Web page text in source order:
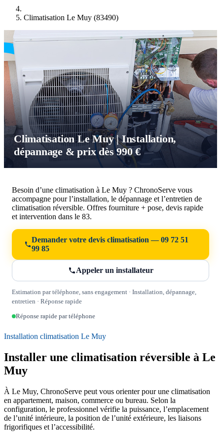
Climatisation Le Muy (83490)
Climatisation Le Muy | Installation,
dépannage & prix dès 990 €
Besoin d’une climatisation à Le Muy ? ChronoServe vous
accompagne pour l’installation, le dépannage et l’entretien de
climatisation réversible. Offres fourniture + pose, devis rapide
et intervention dans le 83.
Demander votre devis climatisation — 09 72 51
99 85
Appeler un installateur
Estimation par téléphone, sans engagement · Installation, dépannage,
entretien · Réponse rapide
Réponse rapide par téléphone
Installation climatisation Le Muy
Installer une climatisation réversible à Le
Muy
À Le Muy, ChronoServe peut vous orienter pour une climatisation
en appartement, maison, commerce ou bureau. Selon la
configuration, le professionnel vérifie la puissance, l’emplacement
de l’unité intérieure, la position de l’unité extérieure, les liaisons
frigorifiques et l’accessibilité.